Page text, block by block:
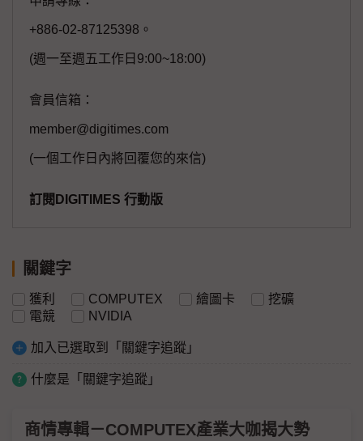
+886-02-87125398。
(週一至週五工作日9:00~18:00)
會員信箱：
member@digitimes.com
(一個工作日內將回覆您的來信)
訂閱DIGITIMES 行動版
關鍵字
獲利 COMPUTEX 繪圖卡
挖礦
電競
NVIDIA
加入已選取到「關鍵字追蹤」
什麼是「關鍵字追蹤」
商情專輯－COMPUTEX產業大咖揭大勢